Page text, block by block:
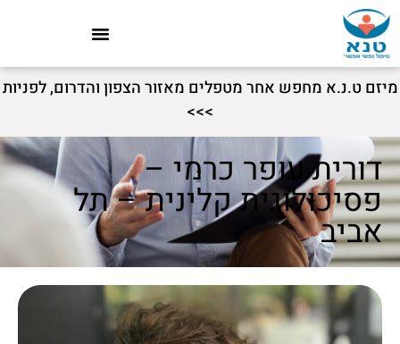
מיזם ט.נ.א מחפש אחר מטפלים מאזור הצפון והדרום, לפניות
>>>
דורית עופר כרמי –
פסיכולוגית קלינית – תל
אביב